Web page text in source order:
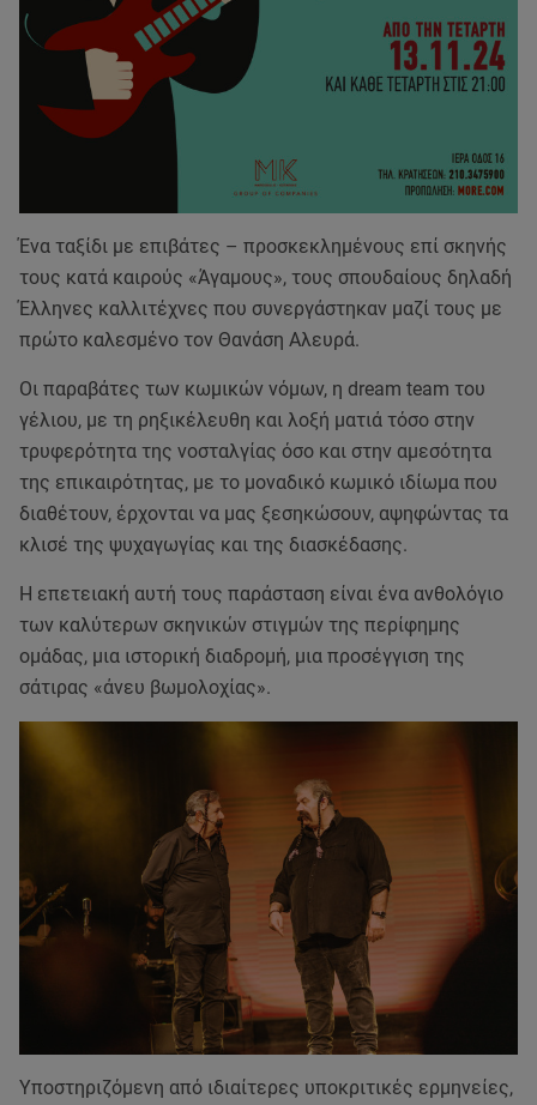
Ένα ταξίδι με επιβάτες – προσκεκλημένους επί σκηνής
τους κατά καιρούς «Άγαμους», τους σπουδαίους δηλαδή
Έλληνες καλλιτέχνες που συνεργάστηκαν μαζί τους με
πρώτο καλεσμένο τον Θανάση Αλευρά.
Οι παραβάτες των κωμικών νόμων, η dream team του
γέλιου, με τη ρηξικέλευθη και λοξή ματιά τόσο στην
τρυφερότητα της νοσταλγίας όσο και στην αμεσότητα
της επικαιρότητας, με το μοναδικό κωμικό ιδίωμα που
διαθέτουν, έρχονται να μας ξεσηκώσουν, αψηφώντας τα
κλισέ της ψυχαγωγίας και της διασκέδασης.
Η επετειακή αυτή τους παράσταση είναι ένα ανθολόγιο
των καλύτερων σκηνικών στιγμών της περίφημης
ομάδας, μια ιστορική διαδρομή, μια προσέγγιση της
σάτιρας «άνευ βωμολοχίας».
Υποστηριζόμενη από ιδιαίτερες υποκριτικές ερμηνείες,